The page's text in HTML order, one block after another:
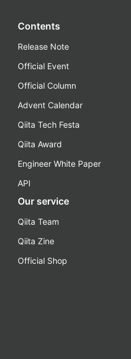
Contents
Release Note
Official Event
Official Column
Advent Calendar
Qiita Tech Festa
Qiita Award
Engineer White Paper
API
Our service
Qiita Team
Qiita Zine
Official Shop